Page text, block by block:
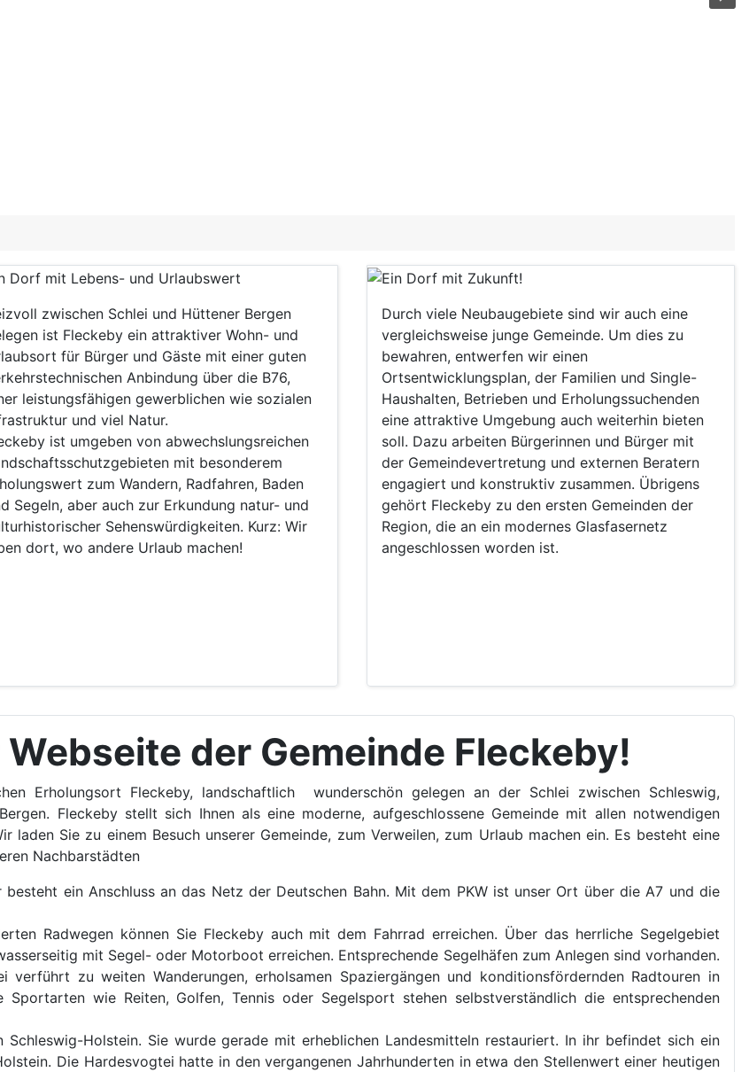
zwischen Schlei und Hüttener Bergen
ist Fleckeby ein attraktiver Wohn- und
für Bürger und Gäste mit einer guten
Anbindung über die B76,
leistungsfähigen gewerblichen wie sozialen
und viel Natur.
ist umgeben von abwechslungsreichen
mit besonderem
zum Wandern, Radfahren, Baden
Segeln, aber auch zur Erkundung natur- und
Sehenswürdigkeiten. Kurz: Wir
dort, wo andere Urlaub machen!
Durch viele Neubaugebiete sind wir auch eine
vergleichsweise junge Gemeinde. Um dies zu
bewahren, entwerfen wir einen
Ortsentwicklungsplan, der Familien und Single-
Haushalten, Betrieben und Erholungssuchenden
eine attraktive Umgebung auch weiterhin bieten
soll. Dazu arbeiten Bürgerinnen und Bürger mit
der Gemeindevertretung und externen Beratern
engagiert und konstruktiv zusammen. Übrigens
gehört Fleckeby zu den ersten Gemeinden der
Region, die an ein modernes Glasfasernetz
angeschlossen worden ist.
der Gemeinde Fleckeby!
Erholungsort Fleckeby, landschaftlich wunderschön gelegen an der Schlei zwischen Schleswig,
Fleckeby stellt sich Ihnen als eine moderne, aufgeschlossene Gemeinde mit allen notwendigen
laden Sie zu einem Besuch unserer Gemeinde, zum Verweilen, zum Urlaub machen ein. Es besteht eine
Nachbarstädten
besteht ein Anschluss an das Netz der Deutschen Bahn. Mit dem PKW ist unser Ort über die A7 und die
Radwegen können Sie Fleckeby auch mit dem Fahrrad erreichen. Über das herrliche Segelgebiet
mit Segel- oder Motorboot erreichen. Entsprechende Segelhäfen zum Anlegen sind vorhanden.
verführt zu weiten Wanderungen, erholsamen Spaziergängen und konditionsfördernden Radtouren in
Sportarten wie Reiten, Golfen, Tennis oder Segelsport stehen selbstverständlich die entsprechenden
Holstein. Sie wurde gerade mit erheblichen Landesmitteln restauriert. In ihr befindet sich ein
Die Hardesvogtei hatte in den vergangenen Jahrhunderten in etwa den Stellenwert einer heutigen